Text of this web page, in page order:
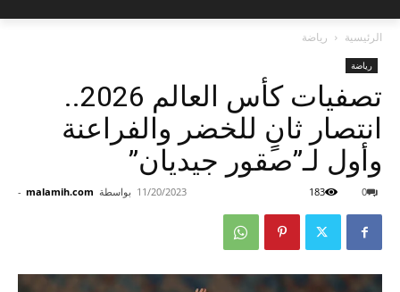
الرئيسية رياضة
رياضة
تصفيات كأس العالم 2026..
انتصار ثانٍ للخضر والفراعنة
وأول لـ”صقور جيديان”
بواسطة malamih.com
- 11/20/2023 0
183